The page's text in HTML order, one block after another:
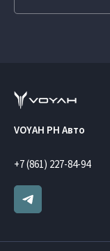
VOYAH РН Авто
+7 (861) 227-84-94